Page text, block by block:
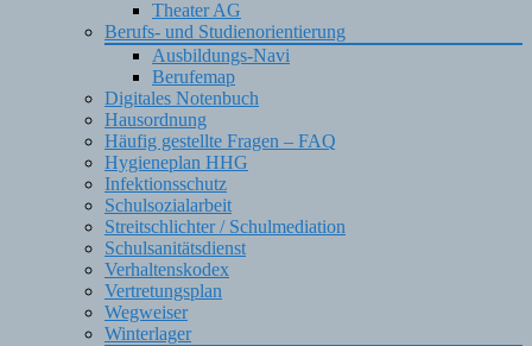
Theater AG
Berufs- und Studienorientierung
Ausbildungs-Navi
Berufemap
Digitales Notenbuch
Hausordnung
Häufig gestellte Fragen – FAQ
Hygieneplan HHG
Infektionsschutz
Schulsozialarbeit
Streitschlichter / Schulmediation
Schulsanitätsdienst
Verhaltenskodex
Vertretungsplan
Wegweiser
Winterlager